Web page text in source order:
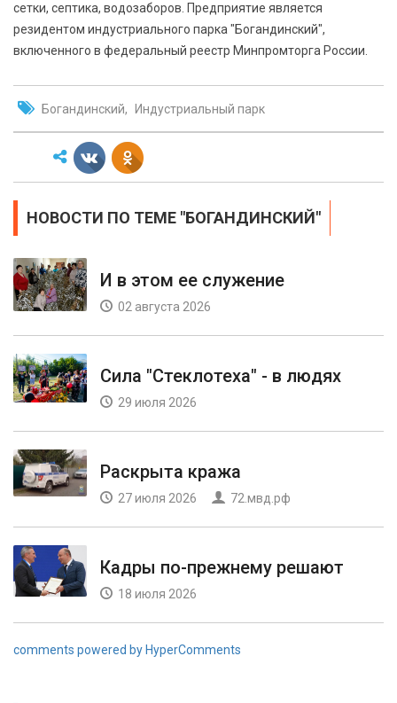
сетки, септика, водозаборов. Предприятие является
резидентом индустриального парка "Богандинский",
включенного в федеральный реестр Минпромторга России.
Богандинский Индустриальный парк
НОВОСТИ ПО ТЕМЕ "БОГАНДИНСКИЙ"
И в этом ее служение
02 августа 2026
Сила "Стеклотеха" - в людях
29 июля 2026
Раскрыта кража
27 июля 2026 72.мвд.рф
Кадры по-прежнему решают
18 июля 2026
comments powered by HyperComments